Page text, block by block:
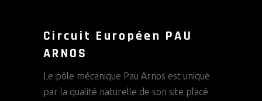
Circuit Européen PAU
ARNOS
Le pôle mécanique Pau Arnos est unique
par la qualité naturelle de son site placé